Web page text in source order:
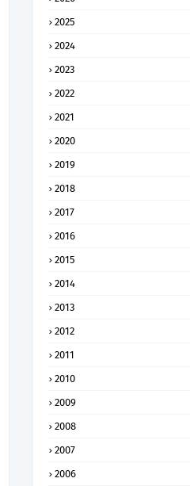
2025
2024
2023
2022
2021
2020
2019
2018
2017
2016
2015
2014
2013
2012
2011
2010
2009
2008
2007
2006